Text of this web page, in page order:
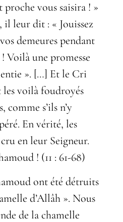
vous saisira ! »
leur dit : « Jouissez
demeures pendant
Voilà une promesse
». […] Et le Cri
les voilà foudroyés
comme s’ils n’y
En vérité, les
en leur Seigneur.
! (11 : 61-68)
ont été détruits
d’Allâh ». Nous
de la chamelle